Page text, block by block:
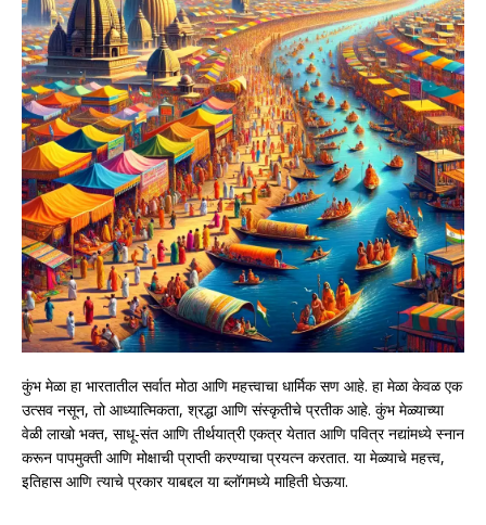
कुंभ मेळा हा भारतातील सर्वात मोठा आणि महत्त्वाचा धार्मिक सण आहे. हा मेळा केवळ एक
उत्सव नसून, तो आध्यात्मिकता, श्रद्धा आणि संस्कृतीचे प्रतीक आहे. कुंभ मेळ्याच्या
वेळी लाखो भक्त, साधू-संत आणि तीर्थयात्री एकत्र येतात आणि पवित्र नद्यांमध्ये स्नान
करून पापमुक्ती आणि मोक्षाची प्राप्ती करण्याचा प्रयत्न करतात. या मेळ्याचे महत्त्व,
इतिहास आणि त्याचे प्रकार याबद्दल या ब्लॉगमध्ये माहिती घेऊया.